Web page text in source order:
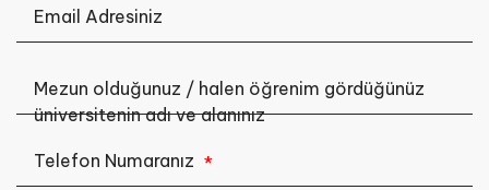
Email Adresiniz
Mezun olduğunuz / halen öğrenim gördüğünüz
üniversitenin adı ve alanınız
Telefon Numaranız *